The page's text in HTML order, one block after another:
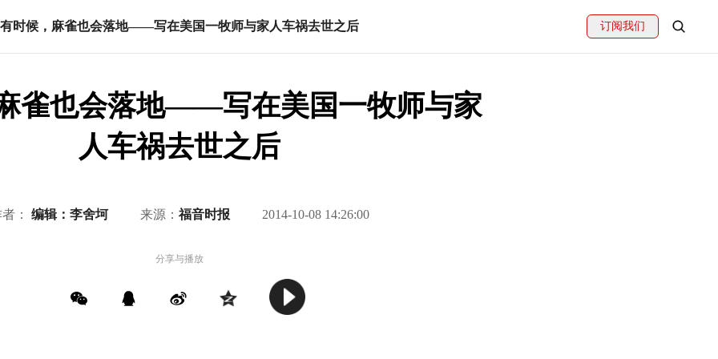
有时候，麻雀也会落地——写在美国一牧师与家人车祸去世之后 订阅我们
雀也会落地——写在美国一牧师与家
人车祸去世之后
： 编辑：李舍坷 来源： 福音时报 2014-10-08 14:26:00
分享与播放